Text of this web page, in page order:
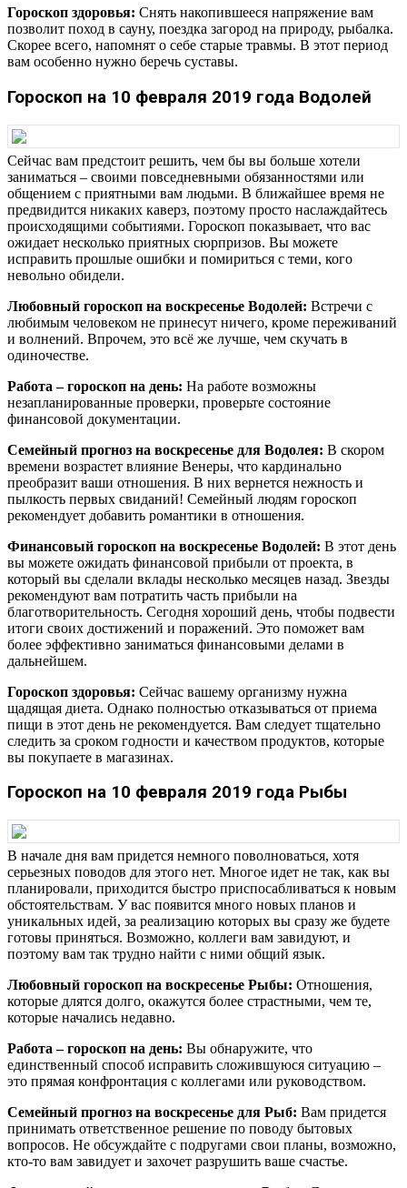
Гороскоп здоровья: Снять накопившееся напряжение вам
позволит поход в сауну, поездка загород на природу, рыбалка.
Скорее всего, напомнят о себе старые травмы. В этот период
вам особенно нужно беречь суставы.
Гороскоп на 10 февраля 2019 года Водолей
Сейчас вам предстоит решить, чем бы вы больше хотели
заниматься – своими повседневными обязанностями или
общением с приятными вам людьми. В ближайшее время не
предвидится никаких каверз, поэтому просто наслаждайтесь
происходящими событиями. Гороскоп показывает, что вас
ожидает несколько приятных сюрпризов. Вы можете
исправить прошлые ошибки и помириться с теми, кого
невольно обидели.
Любовный гороскоп на воскресенье Водолей: Встречи с
любимым человеком не принесут ничего, кроме переживаний
и волнений. Впрочем, это всё же лучше, чем скучать в
одиночестве.
Работа – гороскоп на день: На работе возможны
незапланированные проверки, проверьте состояние
финансовой документации.
Семейный прогноз на воскресенье для Водолея: В скором
времени возрастет влияние Венеры, что кардинально
преобразит ваши отношения. В них вернется нежность и
пылкость первых свиданий! Семейный людям гороскоп
рекомендует добавить романтики в отношения.
Финансовый гороскоп на воскресенье Водолей: В этот день
вы можете ожидать финансовой прибыли от проекта, в
который вы сделали вклады несколько месяцев назад. Звезды
рекомендуют вам потратить часть прибыли на
благотворительность. Сегодня хороший день, чтобы подвести
итоги своих достижений и поражений. Это поможет вам
более эффективно заниматься финансовыми делами в
дальнейшем.
Гороскоп здоровья: Сейчас вашему организму нужна
щадящая диета. Однако полностью отказываться от приема
пищи в этот день не рекомендуется. Вам следует тщательно
следить за сроком годности и качеством продуктов, которые
вы покупаете в магазинах.
Гороскоп на 10 февраля 2019 года Рыбы
В начале дня вам придется немного поволноваться, хотя
серьезных поводов для этого нет. Многое идет не так, как вы
планировали, приходится быстро приспосабливаться к новым
обстоятельствам. У вас появится много новых планов и
уникальных идей, за реализацию которых вы сразу же будете
готовы приняться. Возможно, коллеги вам завидуют, и
поэтому вам так трудно найти с ними общий язык.
Любовный гороскоп на воскресенье Рыбы: Отношения,
которые длятся долго, окажутся более страстными, чем те,
которые начались недавно.
Работа – гороскоп на день: Вы обнаружите, что
единственный способ исправить сложившуюся ситуацию –
это прямая конфронтация с коллегами или руководством.
Семейный прогноз на воскресенье для Рыб: Вам придется
принимать ответственное решение по поводу бытовых
вопросов. Не обсуждайте с подругами свои планы, возможно,
кто-то вам завидует и захочет разрушить ваше счастье.